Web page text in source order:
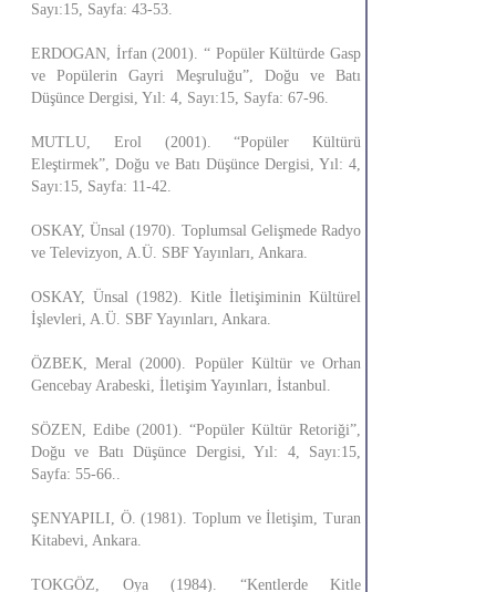
Sayı:15, Sayfa: 43-53.
ERDOGAN, İrfan (2001). “ Popüler Kültürde Gasp
ve Popülerin Gayri Meşruluğu”, Doğu ve Batı
Düşünce Dergisi, Yıl: 4, Sayı:15, Sayfa: 67-96.
MUTLU, Erol (2001). “Popüler Kültürü
Eleştirmek”, Doğu ve Batı Düşünce Dergisi, Yıl: 4,
Sayı:15, Sayfa: 11-42.
OSKAY, Ünsal (1970). Toplumsal Gelişmede Radyo
ve Televizyon, A.Ü. SBF Yayınları, Ankara.
OSKAY, Ünsal (1982). Kitle İletişiminin Kültürel
İşlevleri, A.Ü. SBF Yayınları, Ankara.
ÖZBEK, Meral (2000). Popüler Kültür ve Orhan
Gencebay Arabeski, İletişim Yayınları, İstanbul.
SÖZEN, Edibe (2001). “Popüler Kültür Retoriği”,
Doğu ve Batı Düşünce Dergisi, Yıl: 4, Sayı:15,
Sayfa: 55-66..
ŞENYAPILI, Ö. (1981). Toplum ve İletişim, Turan
Kitabevi, Ankara.
TOKGÖZ, Oya (1984). “Kentlerde Kitle